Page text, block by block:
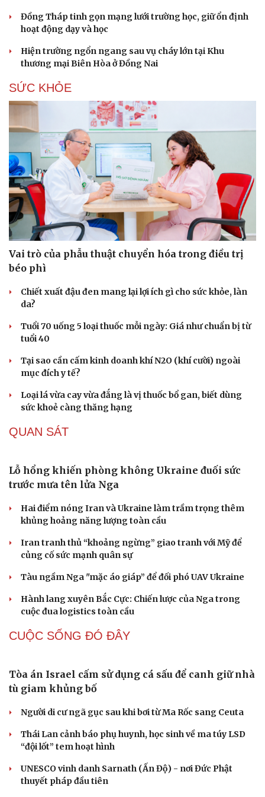
Văn hóa
Văn học
Âm nhạc
Di sản
Thời trang
Đồng Tháp tinh gọn mạng lưới trường học, giữ ổn định
hoạt động dạy và học
Hiện trường ngổn ngang sau vụ cháy lớn tại Khu
thương mại Biên Hòa ở Đồng Nai
SỨC KHỎE
Vai trò của phẫu thuật chuyển hóa trong điều trị
béo phì
Chiết xuất đậu đen mang lại lợi ích gì cho sức khỏe, làn
da?
Tuổi 70 uống 5 loại thuốc mỗi ngày: Giá như chuẩn bị từ
tuổi 40
Tại sao cần cấm kinh doanh khí N2O (khí cười) ngoài
mục đích y tế?
Loại lá vừa cay vừa đắng là vị thuốc bổ gan, biết dùng
sức khoẻ càng thăng hạng
QUAN SÁT
Lỗ hổng khiến phòng không Ukraine đuối sức
trước mưa tên lửa Nga
Hai điểm nóng Iran và Ukraine làm trầm trọng thêm
Iran tranh thủ “khoảng ngừng” giao tranh với Mỹ để
củng cố sức mạnh quân sự
cuộc đua logistics toàn cầu
CUỘC SỐNG ĐÓ ĐÂY